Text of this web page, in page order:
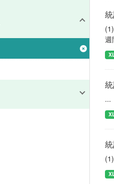
週
...